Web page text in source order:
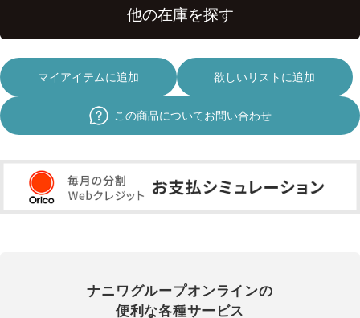
マイアイテムに追加 欲しいリストに追加
この商品についてお問い合わせ
ナニワグループオンラインの
便利な各種サービス